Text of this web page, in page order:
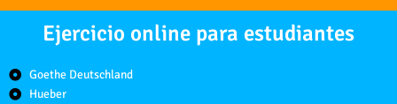
Ejercicio online para estudiantes
Goethe Deutschland
Hueber